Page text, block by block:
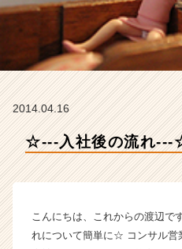
チ
ャ
ー・
成
長
ら
ス
が
届
2014.04.16
☆‐‐‐入社後の流れ
こんにちは、これからの渡辺で
れについて簡単に☆ コンサル営